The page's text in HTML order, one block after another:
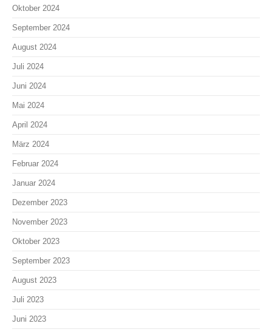
Oktober 2024
September 2024
August 2024
Juli 2024
Juni 2024
Mai 2024
April 2024
März 2024
Februar 2024
Januar 2024
Dezember 2023
November 2023
Oktober 2023
September 2023
August 2023
Juli 2023
Juni 2023